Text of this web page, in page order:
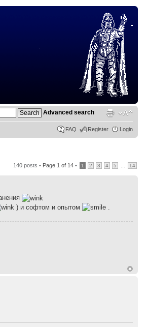
Advanced search
FAQ Register Login
140 posts • Page 1 of 14 • 1 2 3 4 5 14
) и софтом и опытом